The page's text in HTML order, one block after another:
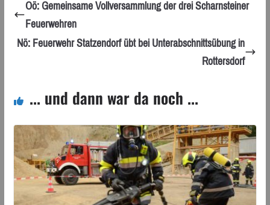
Oö: Gemeinsame Vollversammlung der drei Scharnsteiner
Feuerwehren
Nö: Feuerwehr Statzendorf übt bei Unterabschnittsübung in
Rottersdorf
... und dann war da noch ...